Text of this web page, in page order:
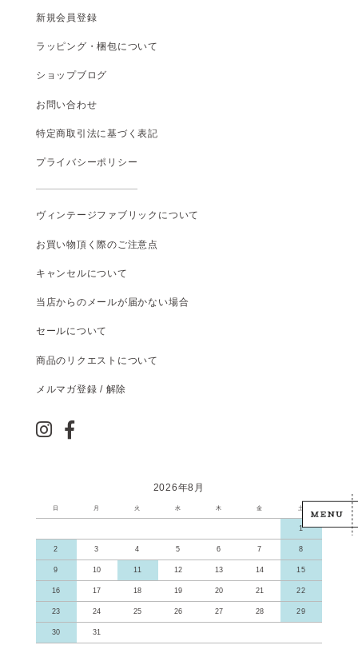
新規会員登録
ラッピング・梱包について
ショップブログ
お問い合わせ
特定商取引法に基づく表記
プライバシーポリシー
ヴィンテージファブリックについて
お買い物頂く際のご注意点
キャンセルについて
当店からのメールが届かない場合
セールについて
商品のリクエストについて
メルマガ登録 / 解除
2026年8月
日 月 火 水 木 金 土
1
2 3 4 5 6 7 8
9 10 11 12 13 14 15
16 17 18 19 20 21 22
23 24 25 26 27 28 29
30 31